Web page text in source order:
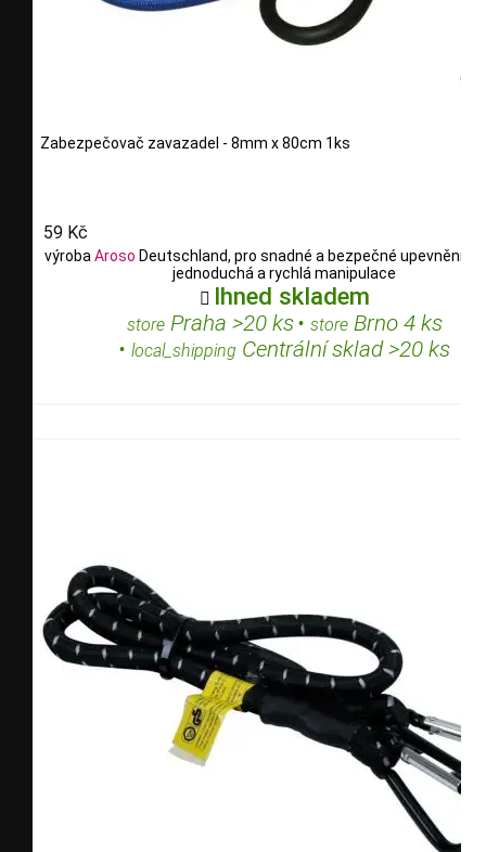
Zabezpečovač zavazadel - 8mm x 80cm 1ks
59 Kč
výroba Aroso Deutschland, pro snadné a bezpečné upevnění
jednoduchá a rychlá manipulace
 Ihned skladem
storePraha >20 ks• storeBrno 4 ks
• local_shipping Centrální sklad >20 ks